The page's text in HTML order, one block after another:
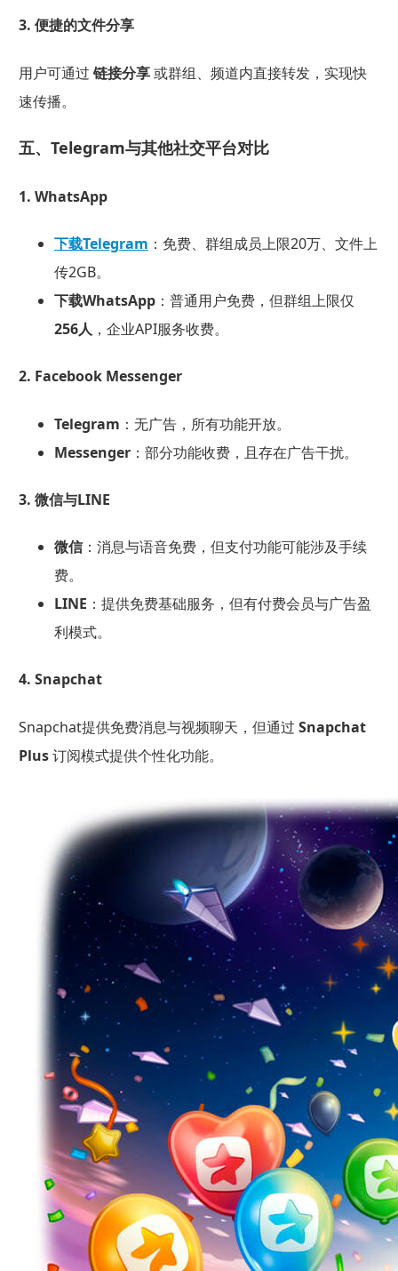
3. 便捷的文件分享
用户可通过 链接分享或群组、频道内直接转发，实现快
速传播。
五、Telegram与其他社交平台对比
1. WhatsApp
下载Telegram ：免费、群组成员上限20万、文件上
传2GB。
下载WhatsApp：普通用户免费，但群组上限仅
256人 ，企业API服务收费。
2. Facebook Messenger
Telegram ：无广告，所有功能开放。
Messenger：部分功能收费，且存在广告干扰。
3. 微信与LINE
微信：消息与语音免费，但支付功能可能涉及手续
费。
LINE ：提供免费基础服务，但有付费会员与广告盈
利模式。
4. Snapchat
Snapchat提供免费消息与视频聊天，但通过 Snapchat
Plus订阅模式提供个性化功能。